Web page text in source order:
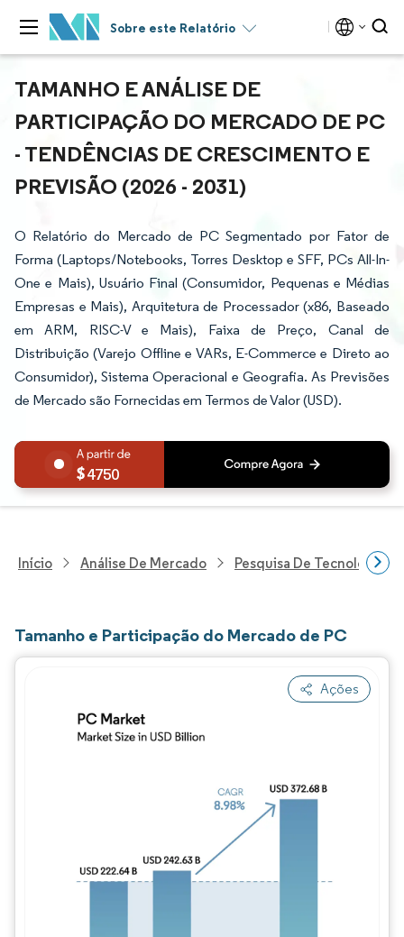
Sobre este Relatório
TAMANHO E ANÁLISE DE
PARTICIPAÇÃO DO MERCADO DE PC
- TENDÊNCIAS DE CRESCIMENTO E
PREVISÃO (2026 - 2031)
O Relatório do Mercado de PC Segmentado por Fator de
Forma (Laptops/Notebooks, Torres Desktop e SFF, PCs All-In-
One e Mais), Usuário Final (Consumidor, Pequenas e Médias
Empresas e Mais), Arquitetura de Processador (x86, Baseado
em ARM, RISC-V e Mais), Faixa de Preço, Canal de
Distribuição (Varejo Offline e VARs, E-Commerce e Direto ao
Consumidor), Sistema Operacional e Geografia. As Previsões
de Mercado são Fornecidas em Termos de Valor (USD).
4750
Início Análise De Mercado Pesquisa De Tecnologia,
Tamanho e Participação do Mercado de PC
Ações